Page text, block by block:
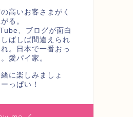
高いお客さまがく
る。
、ブログが面白
ばしば間違えられ
。日本で一番おっ
愛パイ家。
に楽しみましょ
っぱい！